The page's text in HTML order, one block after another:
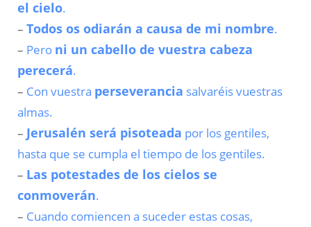
el cielo.
– Todos os odiarán a causa de mi nombre.
– Pero ni un cabello de vuestra cabeza
perecerá.
– Con vuestra perseverancia salvaréis vuestras
almas.
– Jerusalén será pisoteada por los gentiles,
hasta que se cumpla el tiempo de los gentiles.
– Las potestades de los cielos se
conmoverán.
– Cuando comiencen a suceder estas cosas,